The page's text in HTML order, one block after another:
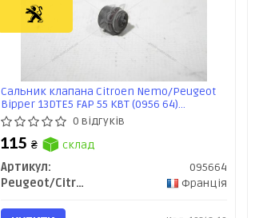
Сальник клапана Citroen Nemo/Peugeot
Bipper 13DTE5 FAP 55 КВТ (0956 64)
Citroen/Peugeot0 відгуків
115 ₴
склад
Артикул:
095664
Peugeot/Citroen
Франція